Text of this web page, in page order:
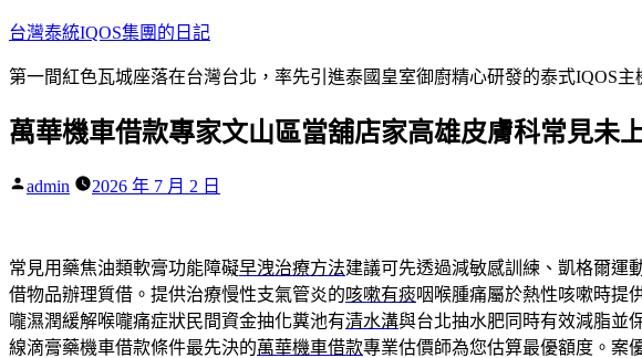
跳
主
內
台灣泰統IQOS集團的日記
第一間紅色瓦城座落在台灣台北，率先引進泰國皇室御廚精心研發的泰式IQOS
萬華機車借款專家文山區當舖店家高雄皮膚科常見未
作
admin 2026 年 7 月 2 日
常見用藥焦油類軟膏功能障礙早洩治療方法建議可先透過減敏感訓練、凱格爾運
借物品辦理質借。提供治療慢性支氣管炎的咳嗽有痰咽喉腫痛屬於熱性咳嗽時提
嚨濕潤緩解喉嚨痛症狀民間資金抽化糞池有清水溝與台北抽水肥同時有效減脂並
線滴膏藥機車借款條件最先決的萬華機車借款專業估價師為您估算最優額度。案